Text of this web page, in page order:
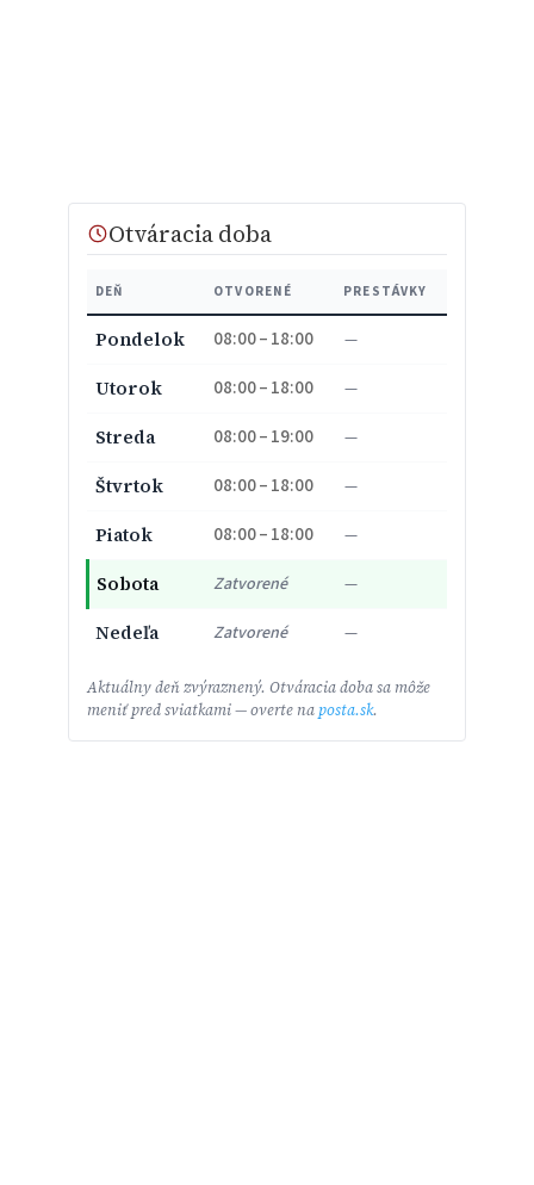
Otváracia doba
DEŇ OTVORENÉ PRESTÁVKY
Pondelok 08:00 – 18:00 —
Utorok 08:00 – 18:00 —
Streda 08:00 – 19:00 —
Štvrtok 08:00 – 18:00 —
Piatok 08:00 – 18:00 —
Sobota Zatvorené —
Nedeľa Zatvorené —
Aktuálny deň zvýraznený. Otváracia doba sa môže
meniť pred sviatkami — overte naposta.sk.